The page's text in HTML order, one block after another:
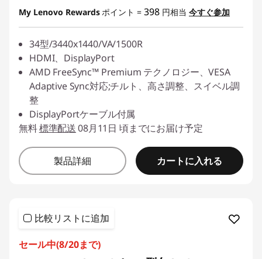
My Lenovo Rewardsポイント = 398 円相当 今すぐ参加
34型/3440x1440/VA/1500R
HDMI、DisplayPort
AMD FreeSync™ Premium テクノロジー、VESA
Adaptive Sync対応;チルト、高さ調整、スイベル調
整
DisplayPortケーブル付属
無料標準配送08月11日 頃までにお届け予定
製品詳細 カートに入れる
比較リストに追加
セール中(8/20まで)